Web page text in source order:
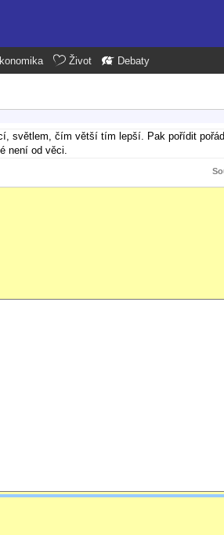
Život Debaty
světlem, čím větší tím lepší. Pak pořídit
není od věci.